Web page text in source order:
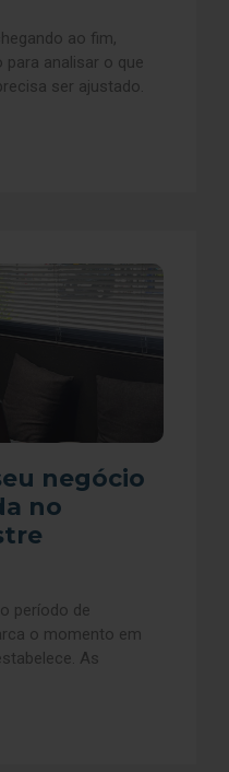
ao fim,
analisar o que
ser ajustado.
negócio
no
período de
o momento em
As